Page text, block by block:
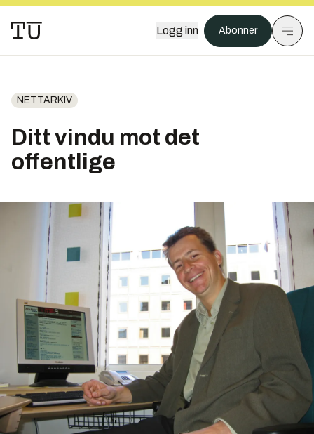
Logg inn Abonner
NETTARKIV
Ditt vindu mot det
offentlige